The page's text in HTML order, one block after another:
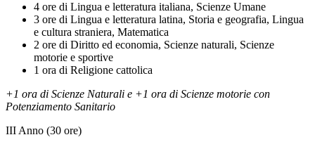
4 ore di Lingua e letteratura italiana, Scienze Umane
3 ore di Lingua e letteratura latina, Storia e geografia, Lingua
e cultura straniera, Matematica
2 ore di Diritto ed economia, Scienze naturali, Scienze
motorie e sportive
1 ora di Religione cattolica
+1 ora di Scienze Naturali e +1 ora di Scienze motorie con
Potenziamento Sanitario
III Anno (30 ore)